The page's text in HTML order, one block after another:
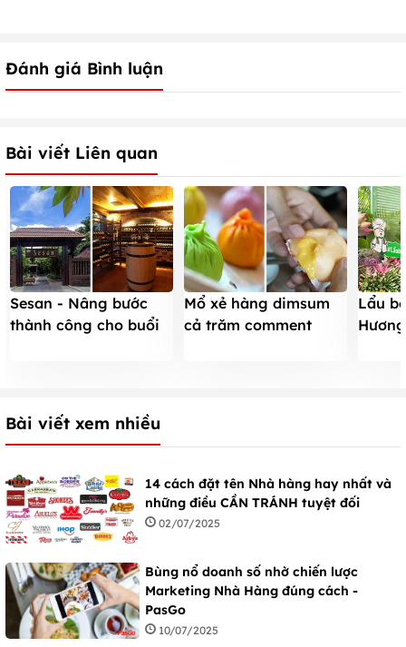
Đánh giá Bình luận
Bài viết Liên quan
Sesan - Nâng bước
thành công cho buổi
Mổ xẻ hàng dimsum
cả trăm comment
Lẩu
Bài viết xem nhiều
14 cách đặt tên Nhà hàng hay nhất và
những điều CẦN TRÁNH tuyệt đối
02/07/2025
Bùng nổ doanh số nhờ chiến lược
Marketing Nhà Hàng đúng cách -
PasGo
10/07/2025